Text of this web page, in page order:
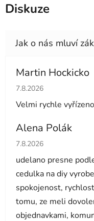
Diskuze
Martin Hockicko
Hodnocení obchodu
7.8.2026
Velmi rychle
Alena Polák
Hodnocení obchodu
7.8.2026
udelano presne
cedulka na diy
spokojenost,
tomu, ze meli
objednavkami,